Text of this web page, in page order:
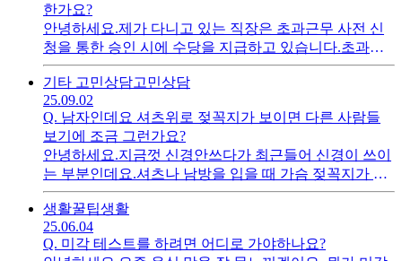
한가요?
안녕하세요.제가 다니고 있는 직장은 초과근무 사전 신
청을 통한 승인 시에 수당을 지급하고 있습니다.초과근
무 사전신청은 평일인 경우 당일만 가능하며 토, 일요일,
공휴일인 경우 하루 전에만 신청이 가능한 시스템입니
다.그런데 이번에 평일 연속으로 이어진 출장을 가게 되
었고 출장으로 인해서 초과근무 사전신청을 깜빡하고 누
락했습니다.토요일에 정해진 업무로 휴일근무는 원래대
로 진행했고 이전에 '초과근무 사후신청' 사례로 지급된
적이 있었기에 동일하게 사후신청을 하였으나 반려당했
습니다. 사전에 안내받은 적이 없으나 이제부터는 초과
근무 사후신청을 인정하지 않는다는 이유로 수당을 지급
할 수 없다고 합니다.주말에 완전 땀 흘리면서 고생하며
8시간을 근무했는데 못받는다고 하니 너무 억울합니다.
기타 고민상담고민상담
25.09.02
Q. 남자인데요 셔츠위로 젖꼭지가 보이면 다른 사람들
보기에 조금 그런가요?
안녕하세요.지금껏 신경안쓰다가 최근들어 신경이 쓰이
는 부분인데요.셔츠나 남방을 입을 때 가슴 젖꼭지가 좀
도드라져보이는편입니다.(러닝을 입어도 그래요...ㅠ.ㅠ)
이게 니플팩을 붙일만큼 다른 사람들이 볼까봐 신경써야
하는건지...다른 사람들은 크게 관심이 없는건지 궁금합
니다.여러분들은 어떤가요?혐오감??까지 들정도로 좀
생활꿀팁생활
25.06.04
Q. 미각 테스트를 하려면 어디로 가야하나요?